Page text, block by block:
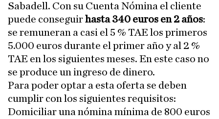
Sabadell. Con su Cuenta Nómina el cliente
puede conseguirhasta 340 euros en 2 años:
se remuneran a casi el 5 % TAE los primeros
5.000 euros durante el primer año y al 2 %
TAE en los siguientes meses. En este caso no
se produce un ingreso de dinero.
Para poder optar a esta oferta se deben
cumplir con los siguientes requisitos:
Domiciliar una nómina mínima de 800 euros